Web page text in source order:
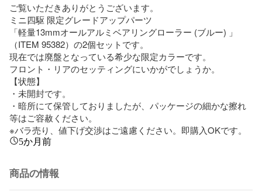
ご覧いただきありがとうございます。
ミニ四駆 限定グレードアップパーツ
「軽量13mmオールアルミベアリングローラー (ブルー) 」
（ITEM 95382）の2個セットです。
現在では廃盤となっている希少な限定カラーです。
フロント・リアのセッティングにいかがでしょうか。
【状態】
・未開封です。
・暗所にて保管しておりましたが、パッケージの細かな擦れ
等はご容赦ください。
※バラ売り、値下げ交渉はご遠慮ください。即購入OKです。
5か月前
商品の情報